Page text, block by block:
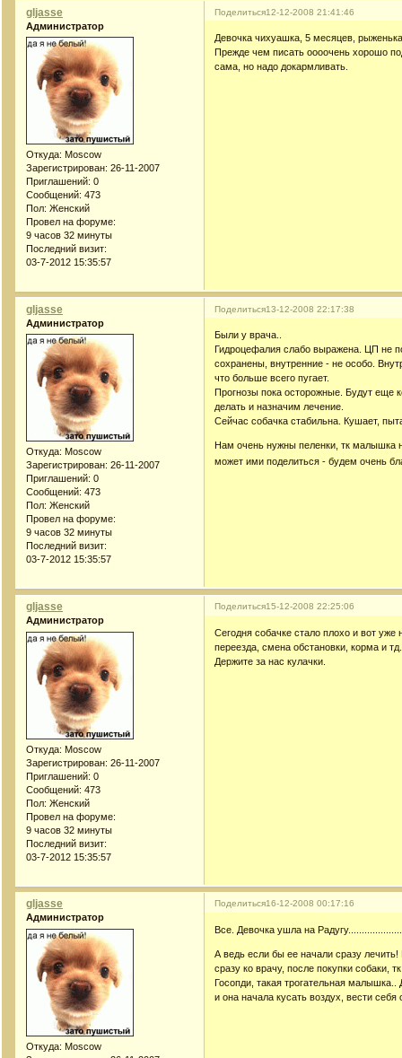
Поделиться12-12-2008 21:41:46
gljasse
Администратор
Откуда: Moscow
Зарегистрирован: 26-11-2007
Приглашений: 0
Сообщений: 473
Пол: Женский
Провел на форуме:
9 часов 32 минуты
Последний визит:
03-7-2012 15:35:57
Девочка чихуашка, 5 месяцев,
Прежде чем писать оооочень хорошо
сама, но надо докармливать.
Поделиться13-12-2008 22:17:38
gljasse
Администратор
Откуда: Moscow
Зарегистрирован: 26-11-2007
Приглашений: 0
Сообщений: 473
Пол: Женский
Провел на форуме:
9 часов 32 минуты
Последний визит:
03-7-2012 15:35:57
Были у врача..
Гидроцефалия слабо выражена. ЦП не
сохранены, внутренние - не особо.
что больше всего пугает.
Прогнозы пока осторожные. Будут еще
делать и назначим лечение.
Сейчас собачка стабильна. Кушает,
Нам очень нужны пеленки, тк малышка
может ими поделиться - будем очень
Поделиться15-12-2008 22:25:06
gljasse
Администратор
Откуда: Moscow
Зарегистрирован: 26-11-2007
Приглашений: 0
Сообщений: 473
Пол: Женский
Провел на форуме:
9 часов 32 минуты
Последний визит:
03-7-2012 15:35:57
Сегодня собачке стало плохо и вот уже
переезда, смена обстановки, корма и
Держите за нас кулачки.
Поделиться16-12-2008 00:17:16
gljasse
Администратор
Откуда: Moscow
Все. Девочка ушла на
А ведь если бы ее начали сразу
сразу ко врачу, после покупки собаки,
Госопди, такая трогательная
и она начала кусать воздух, вести